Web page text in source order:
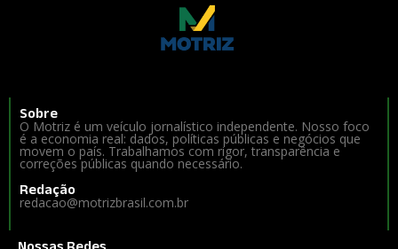
Sobre
O Motriz é um veículo jornalístico independente. Nosso foco
é a economia real: dados, políticas públicas e negócios que
movem o país. Trabalhamos com rigor, transparência e
correções públicas quando necessário.
Redação
redacao@motrizbrasil.com.br